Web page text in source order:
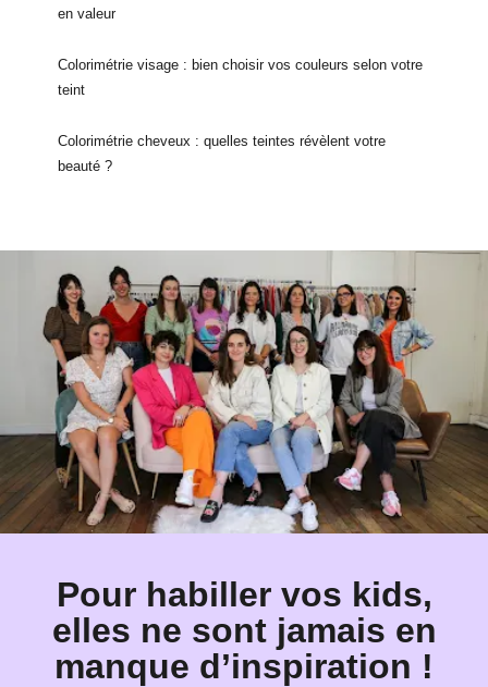
en valeur
Colorimétrie visage : bien choisir vos couleurs selon votre
teint
Colorimétrie cheveux : quelles teintes révèlent votre
beauté ?
Pour habiller vos kids,
elles ne sont jamais en
manque d’inspiration !